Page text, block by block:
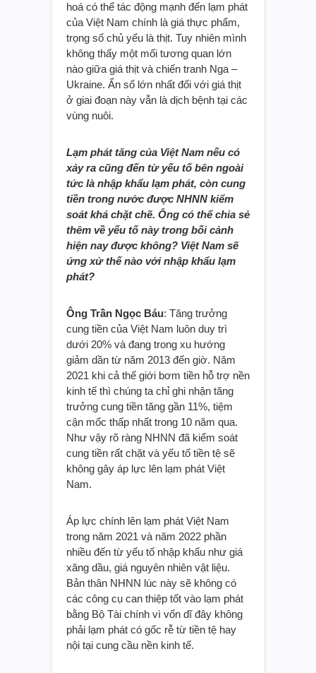
hoá có thể tác động mạnh đến lạm phát
của Việt Nam chính là giá thực phẩm,
trọng số chủ yếu là thịt. Tuy nhiên mình
không thấy một mối tương quan lớn
nào giữa giá thịt và chiến tranh Nga –
Ukraine. Ẩn số lớn nhất đối với giá thịt
ở giai đoạn này vẫn là dịch bệnh tại các
vùng nuôi.
Lạm phát tăng của Việt Nam nếu có
xảy ra cũng đến từ yếu tố bên ngoài
tức là nhập khẩu lạm phát, còn cung
tiền trong nước được NHNN kiểm
soát khá chặt chẽ. Ông có thể chia sẻ
thêm về yếu tố này trong bối cảnh
hiện nay được không? Việt Nam sẽ
ứng xử thế nào với nhập khẩu lạm
phát?
Ông Trần Ngọc Báu: Tăng trưởng
cung tiền của Việt Nam luôn duy trì
dưới 20% và đang trong xu hướng
giảm dần từ năm 2013 đến giờ. Năm
2021 khi cả thế giới bơm tiền hỗ trợ nền
kinh tế thì chúng ta chỉ ghi nhận tăng
trưởng cung tiền tăng gần 11%, tiệm
cận mốc thấp nhất trong 10 năm qua.
Như vậy rõ ràng NHNN đã kiểm soát
cung tiền rất chặt và yếu tố tiền tệ sẽ
không gây áp lực lên lạm phát Việt
Nam.
Áp lực chính lên lạm phát Việt Nam
trong năm 2021 và năm 2022 phần
nhiều đến từ yếu tố nhập khẩu như giá
xăng dầu, giá nguyên nhiên vật liệu.
Bản thân NHNN lúc này sẽ không có
các công cụ can thiệp tốt vào lạm phát
bằng Bộ Tài chính vì vốn dĩ đây không
phải lạm phát có gốc rễ từ tiền tệ hay
nội tại cung cầu nền kinh tế.